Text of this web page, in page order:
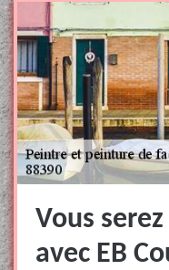
Vous
avec EB